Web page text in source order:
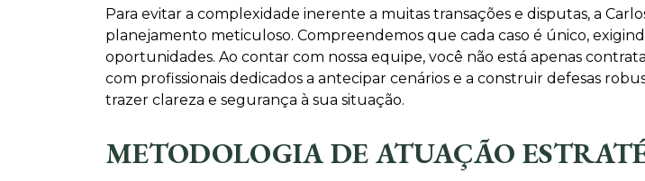
Para evitar a complexidade inerente a muitas transações e disputas, a
planejamento meticuloso. Compreendemos que cada caso é único,
oportunidades. Ao contar com nossa equipe, você não está apenas
com profissionais dedicados a antecipar cenários e a construir defesas
trazer clareza e segurança à sua situação.
METODOLOGIA DE ATUAÇÃO